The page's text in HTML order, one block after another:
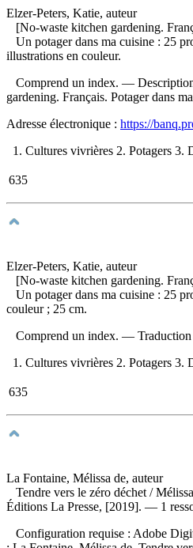
Elzer-Peters, Katie, auteur
[No-waste kitchen gardening.
Un potager dans ma cuisine : 25
illustrations en couleur.
Comprend un index. —
gardening. Français. Potager dans
Adresse électronique : https://
1. Cultures vivrières 2. Potagers
635
Elzer-Peters, Katie, auteur
[No-waste kitchen gardening.
Un potager dans ma cuisine : 25
couleur ; 25 cm.
Comprend un index. — Traduction
1. Cultures vivrières 2. Potagers
635
La Fontaine, Mélissa de, auteur
Tendre vers le zéro déchet /
Éditions La Presse, [2019]. — 1
Configuration requise : Adobe